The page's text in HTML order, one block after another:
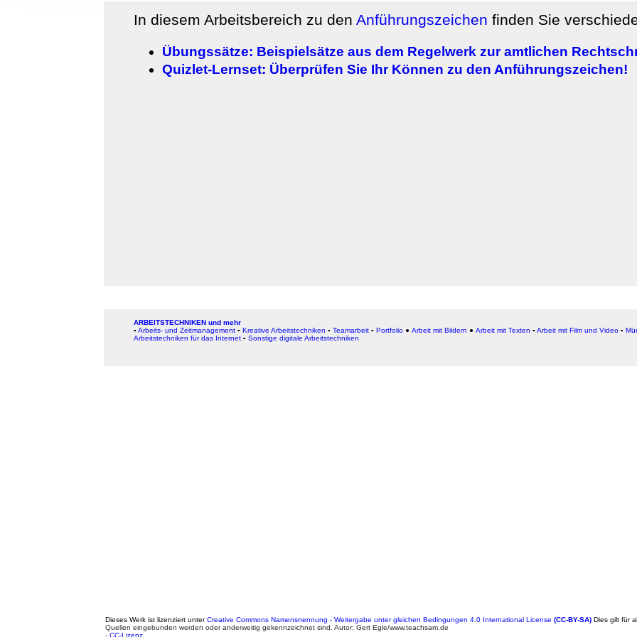
Informationen zu Ihrer Verwendung unserer Website an unsere Partner für soziale Medien,
und Analysen weiter. Unsere Partner führen diese Informationen möglicherweise mit
zusammen, die Sie ihnen bereitgestellt haben oder die sie im Rahmen Ihrer Nutzung der
gesammelt haben.
In diesem Arbeitsbereich zu den Anführungszeichen finden Sie
Übungssätze: Beispielsätze aus dem Regelwerk zur amtlichen
Quizlet-Lernset: Überprüfen Sie Ihr Können zu den Anführungszeichen!
ARBEITSTECHNIKEN und mehr
▪ Arbeits- und Zeitmanagement ▪ Kreative Arbeitstechniken ▪ Teamarbeit ▪ Portfolio ● Arbeit mit Bildern ● Arbeit mit Texten ▪ Arbeit mit Film und Video ▪
Arbeitstechniken für das Internet ▪ Sonstige digitale Arbeitstechniken
Dieses Werk ist lizenziert unterCreative Commons Namensnennung - Weitergabe unter gleichen Bedingungen 4.0 International License (CC-BY-SA) Dies gilt für
Quellen eingebunden werden oder anderweitig gekennzeichnet sind. Autor: Gert Egle/www.teachsam.de
- CC-Lizenz